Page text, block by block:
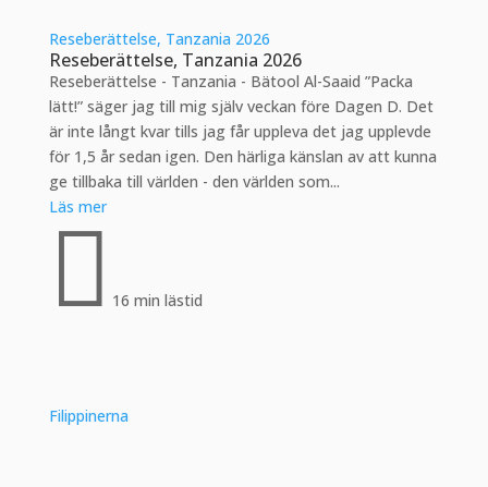
Reseberättelse, Tanzania 2026
Reseberättelse, Tanzania 2026
Reseberättelse - Tanzania - Bätool Al-Saaid ”Packa
lätt!” säger jag till mig själv veckan före Dagen D. Det
är inte långt kvar tills jag får uppleva det jag upplevde
för 1,5 år sedan igen. Den härliga känslan av att kunna
ge tillbaka till världen - den världen som...
Läs mer
 16 min lästid
Filippinerna